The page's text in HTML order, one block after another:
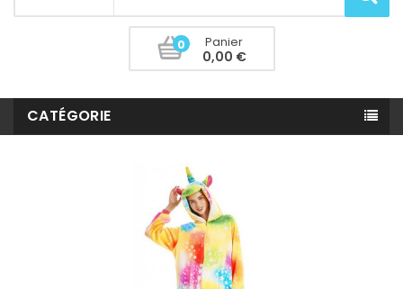
Panier
0
0,00 €
CATÉGORIE